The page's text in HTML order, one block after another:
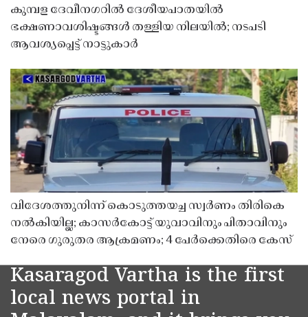
കുമ്പള ദേവീനഗറിൽ ദേശീയപാതയിൽ
ഭക്ഷണാവശിഷ്ടങ്ങൾ തള്ളിയ നിലയിൽ; നടപടി
ആവശ്യപ്പെട്ട് നാട്ടുകാർ
വിദേശത്തുനിന്ന് കൊടുത്തയച്ച സ്വർണം തിരികെ
നൽകിയില്ല; കാസർകോട്ട് യുവാവിനും പിതാവിനും
നേരെ ഗുരുതര ആക്രമണം; 4 പേർക്കെതിരെ കേസ്
Kasaragod Vartha is the first
local news portal in